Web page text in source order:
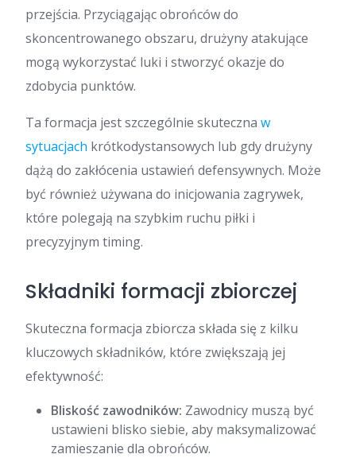
przejścia. Przyciągając obrońców do
skoncentrowanego obszaru, drużyny atakujące
mogą wykorzystać luki i stworzyć okazje do
zdobycia punktów.
Ta formacja jest szczególnie skuteczna w
sytuacjach krótkodystansowych lub gdy drużyny
dążą do zakłócenia ustawień defensywnych. Może
być również używana do inicjowania zagrywek,
które polegają na szybkim ruchu piłki i
precyzyjnym timing.
Składniki formacji zbiorczej
Skuteczna formacja zbiorcza składa się z kilku
kluczowych składników, które zwiększają jej
efektywność:
Bliskość zawodników: Zawodnicy muszą być
ustawieni blisko siebie, aby maksymalizować
zamieszanie dla obrońców.